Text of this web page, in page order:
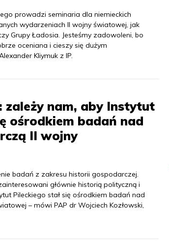
prowadzi seminaria dla niemieckich
wydarzeniach II wojny światowej, jak
Grupy Ładosia. Jesteśmy zadowoleni, bo
oceniana i cieszy się dużym
Kliymuk z IP.
zależy nam, aby Instytut
ośrodkiem badań nad
II wojny
badań z zakresu historii gospodarczej.
głównie historią polityczną i
Pileckiego stał się ośrodkiem badań nad
– mówi PAP dr Wojciech Kozłowski,